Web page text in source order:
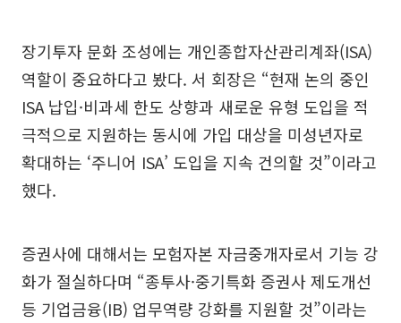
장기투자 문화 조성에는 개인종합자산관리계좌(ISA)
역할이 중요하다고 봤다. 서 회장은 “현재 논의 중인
ISA 납입·비과세 한도 상향과 새로운 유형 도입을 적
극적으로 지원하는 동시에 가입 대상을 미성년자로
확대하는 ‘주니어 ISA’ 도입을 지속 건의할 것”이라고
했다.
증권사에 대해서는 모험자본 자금중개자로서 기능 강
화가 절실하다며 “종투사·중기특화 증권사 제도개선
등 기업금융(IB) 업무역량 강화를 지원할 것”이라는